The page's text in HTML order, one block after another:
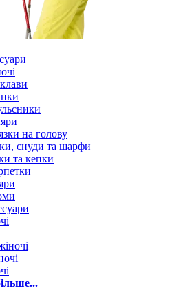
на голову
снуди та шарфи
та кепки